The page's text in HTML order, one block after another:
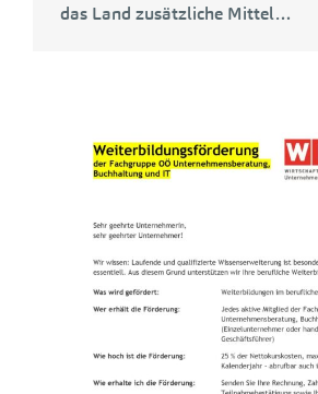
das Land zusätzliche Mittel…